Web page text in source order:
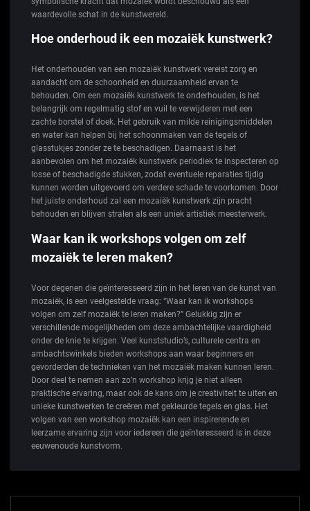
waardevolle schat in de kunstwereld.
Hoe onderhoud ik een mozaiëk kunstwerk?
Het onderhouden van een mozaiëk kunstwerk vereist zorg en
aandacht om de schoonheid en duurzaamheid ervan te
behouden. Om een mozaiëk kunstwerk te onderhouden, is het
belangrijk om regelmatig stof en vuil te verwijderen met een
zachte borstel of doek. Het gebruik van milde reinigingsmiddelen
en water kan helpen bij het schoonmaken van de tegels of
glasstukjes zonder ze te beschadigen. Daarnaast is het
aanbevolen om het mozaiëk kunstwerk periodiek te inspecteren op
losse of beschadigde stukken, zodat eventuele reparaties tijdig
kunnen worden uitgevoerd om verdere schade te voorkomen. Door
het juiste onderhoud zal een mozaiëk kunstwerk zijn pracht
behouden en blijven stralen als een uniek artistiek meesterwerk.
Waar kan ik workshops volgen om zelf
mozaiëk te leren maken?
Voor degenen die geïnteresseerd zijn in het leren van de kunst van
mozaiëk, is een veelgestelde vraag: “Waar kan ik workshops
volgen om zelf mozaiëk te leren maken?” Gelukkig zijn er
verschillende mogelijkheden om deze ambachtelijke vaardigheid
onder de knie te krijgen. Veel kunststudio’s, culturele centra en
ambachtswinkels bieden workshops aan waar beginners en
gevorderden de technieken van het mozaiëk maken kunnen leren.
Door deel te nemen aan zo’n workshop krijg je niet alleen
praktische ervaring, maar ook de kans om je creativiteit te uiten en
unieke kunstwerken te creëren met gekleurde tegels en glas. Het
volgen van een workshop mozaiëk kan een inspirerende en
leerzame ervaring zijn voor iedereen die geïnteresseerd is in deze
eeuwenoude kunstvorm.